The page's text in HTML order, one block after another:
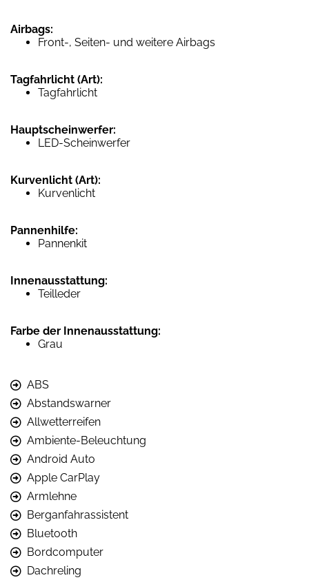
Airbags:
Front-, Seiten- und weitere Airbags
Tagfahrlicht (Art):
Tagfahrlicht
Hauptscheinwerfer:
LED-Scheinwerfer
Kurvenlicht (Art):
Kurvenlicht
Pannenhilfe:
Pannenkit
Innenausstattung:
Teilleder
Farbe der Innenausstattung:
Grau
ABS
Abstandswarner
Allwetterreifen
Ambiente-Beleuchtung
Android Auto
Apple CarPlay
Armlehne
Berganfahrassistent
Bluetooth
Bordcomputer
Dachreling